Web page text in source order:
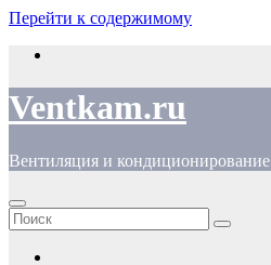
Перейти к содержимому
Ventkam.ru
Вентиляция и кондиционирование